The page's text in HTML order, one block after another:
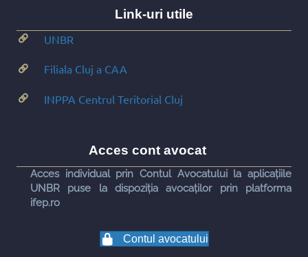
Link-uri utile
UNBR
Filiala Cluj a CAA
INPPA Centrul Teritorial Cluj
Acces cont avocat
Acces individual prin Contul Avocatului la aplicațiile
UNBR puse la dispoziția avocaților prin platforma
ifep.ro
Contul avocatului